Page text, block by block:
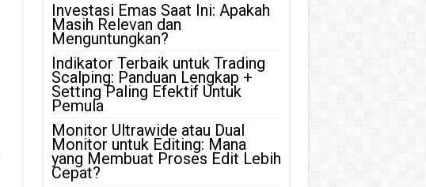
Investasi Emas Saat Ini: Apakah
Masih Relevan dan
Menguntungkan?
Indikator Terbaik untuk Trading
Scalping: Panduan Lengkap +
Setting Paling Efektif Untuk
Pemula
Monitor Ultrawide atau Dual
Monitor untuk Editing: Mana
yang Membuat Proses Edit Lebih
Cepat?